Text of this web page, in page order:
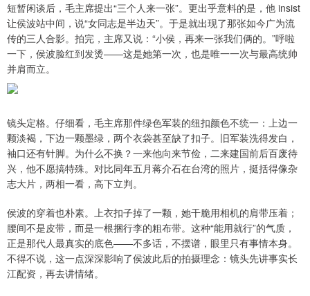
短暂闲谈后，毛主席提出“三个人来一张”。更出乎意料的是，他 insist
让侯波站中间，说“女同志是半边天”。于是就出现了那张如今广为流
传的三人合影。拍完，主席又说：“小侯，再来一张我们俩的。”呼啦
一下，侯波脸红到发烫——这是她第一次，也是唯一一次与最高统帅
并肩而立。
镜头定格。仔细看，毛主席那件绿色军装的纽扣颜色不统一：上边一
颗淡褐，下边一颗墨绿，两个衣袋甚至缺了扣子。旧军装洗得发白，
袖口还有针脚。为什么不换？一来他向来节俭，二来建国前后百废待
兴，他不愿搞特殊。对比同年五月蒋介石在台湾的照片，挺括得像杂
志大片，两相一看，高下立判。
侯波的穿着也朴素。上衣扣子掉了一颗，她干脆用相机的肩带压着；
腰间不是皮带，而是一根捆行李的粗布带。这种“能用就行”的气质，
正是那代人最真实的底色——不多话，不摆谱，眼里只有事情本身。
不得不说，这一点深深影响了侯波此后的拍摄理念：镜头先讲事实长
江配资，再去讲情绪。